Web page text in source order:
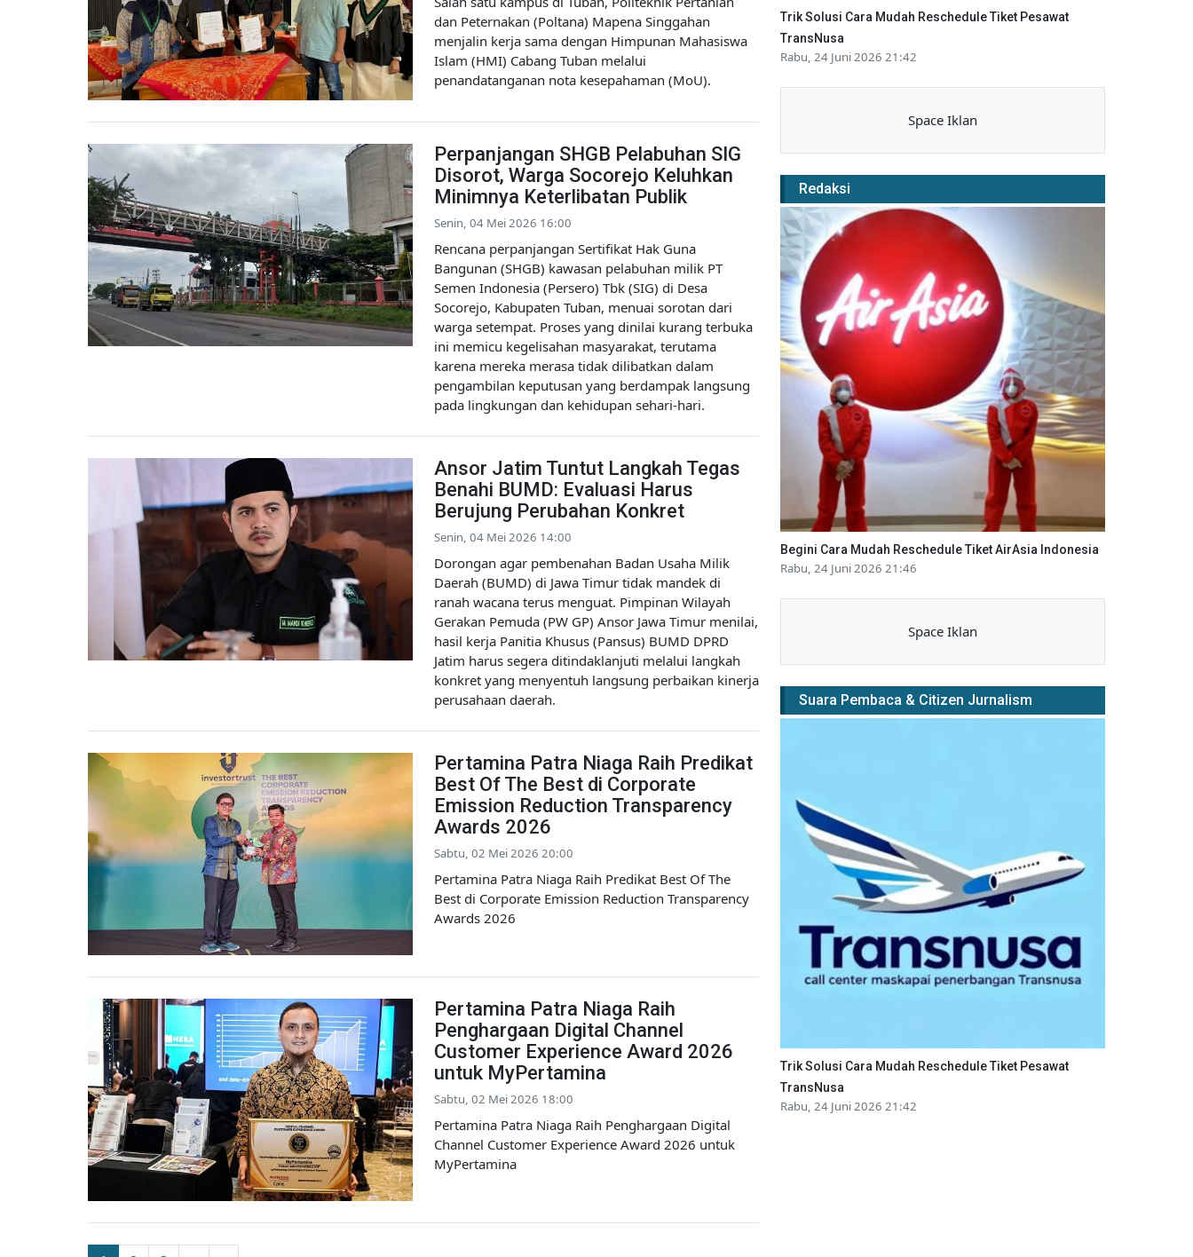
dan Peternakan (Poltana) Mapena Singgahan
menjalin kerja sama dengan Himpunan Mahasiswa
Islam (HMI) Cabang Tuban melalui
penandatanganan nota kesepahaman (MoU).
Perpanjangan SHGB Pelabuhan SIG
Disorot, Warga Socorejo Keluhkan
Minimnya Keterlibatan Publik
Senin, 04 Mei 2026 16:00
Rencana perpanjangan Sertifikat Hak Guna
Bangunan (SHGB) kawasan pelabuhan milik PT
Semen Indonesia (Persero) Tbk (SIG) di Desa
Socorejo, Kabupaten Tuban, menuai sorotan dari
warga setempat. Proses yang dinilai kurang terbuka
ini memicu kegelisahan masyarakat, terutama
karena mereka merasa tidak dilibatkan dalam
pengambilan keputusan yang berdampak langsung
pada lingkungan dan kehidupan sehari-hari.
Ansor Jatim Tuntut Langkah Tegas
Benahi BUMD: Evaluasi Harus
Berujung Perubahan Konkret
Senin, 04 Mei 2026 14:00
Dorongan agar pembenahan Badan Usaha Milik
Daerah (BUMD) di Jawa Timur tidak mandek di
ranah wacana terus menguat. Pimpinan Wilayah
Gerakan Pemuda (PW GP) Ansor Jawa Timur menilai,
hasil kerja Panitia Khusus (Pansus) BUMD DPRD
Jatim harus segera ditindaklanjuti melalui langkah
konkret yang menyentuh langsung perbaikan kinerja
perusahaan daerah.
Pertamina Patra Niaga Raih Predikat
Best Of The Best di Corporate
Emission Reduction Transparency
Awards 2026
Sabtu, 02 Mei 2026 20:00
Pertamina Patra Niaga Raih Predikat Best Of The
Best di Corporate Emission Reduction Transparency
Awards 2026
Pertamina Patra Niaga Raih
Penghargaan Digital Channel
Customer Experience Award 2026
untuk MyPertamina
Sabtu, 02 Mei 2026 18:00
Pertamina Patra Niaga Raih Penghargaan Digital
Channel Customer Experience Award 2026 untuk
MyPertamina
Trik Solusi Cara Mudah Reschedule Tiket Pesawat
TransNusa
Rabu, 24 Juni 2026 21:42
Space Iklan
Redaksi
Begini Cara Mudah Reschedule Tiket AirAsia Indonesia
Rabu, 24 Juni 2026 21:46
Space Iklan
Suara Pembaca & Citizen Jurnalism
Trik Solusi Cara Mudah Reschedule Tiket Pesawat
TransNusa
Rabu, 24 Juni 2026 21:42